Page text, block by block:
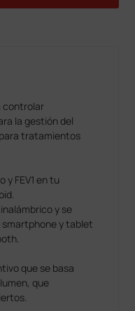
controlar
la gestión del
tratamientos
FEV1 en tu
y se
y tablet
que se basa
que